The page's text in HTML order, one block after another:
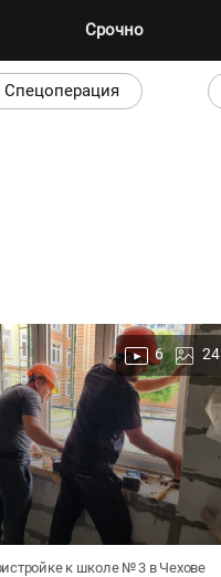
Срочно
Спецоперация
6 24
к школе № 3 в Чехове